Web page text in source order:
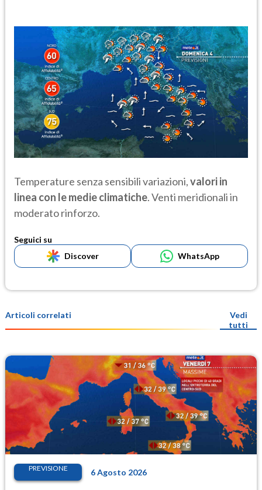
Temperature senza sensibili variazioni,valori in
linea con le medie climatiche. Venti meridionali in
moderato rinforzo.
Seguici su
Discover
WhatsApp
Articoli correlati
Vedi
tutti
PREVISIONE 6 Agosto 2026